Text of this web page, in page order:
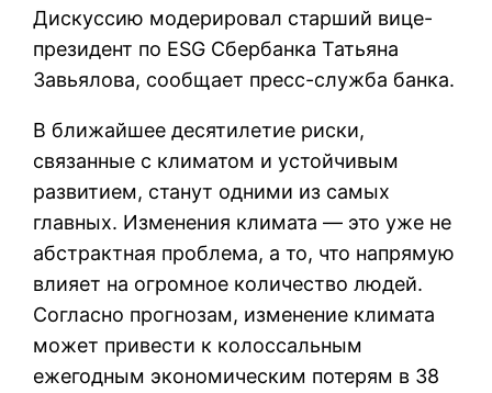
Дискуссию модерировал старший вице-
президент по ESG Сбербанка Татьяна
Завьялова, сообщает пресс-служба банка.
В ближайшее десятилетие риски,
связанные с климатом и устойчивым
развитием, станут одними из самых
главных. Изменения климата — это уже не
абстрактная проблема, а то, что напрямую
влияет на огромное количество людей.
Согласно прогнозам, изменение климата
может привести к колоссальным
ежегодным экономическим потерям в 38